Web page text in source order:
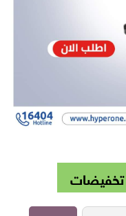
تخفيضات